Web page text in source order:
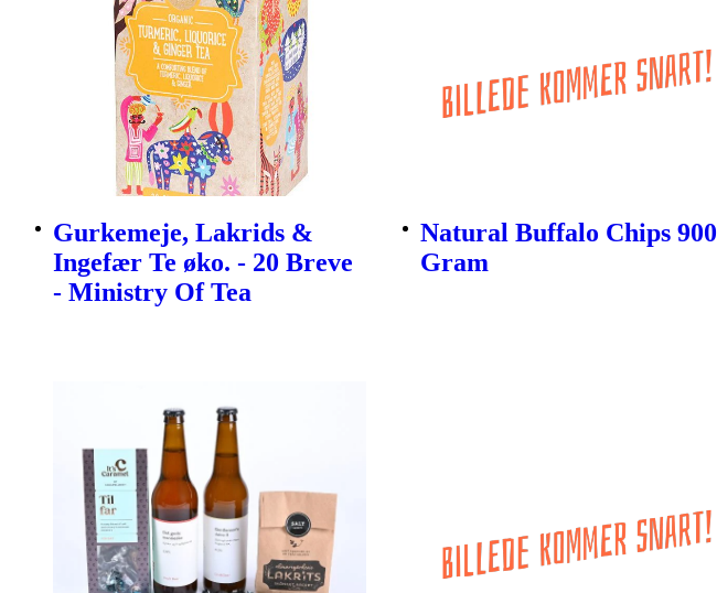
Gurkemeje, Lakrids &
Ingefær Te øko. - 20 Breve
- Ministry Of Tea
Natural Buffalo Chips 900
Gram